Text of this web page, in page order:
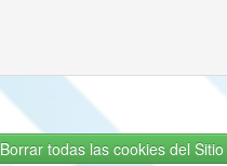
Borrar todas las cookies del Sitio